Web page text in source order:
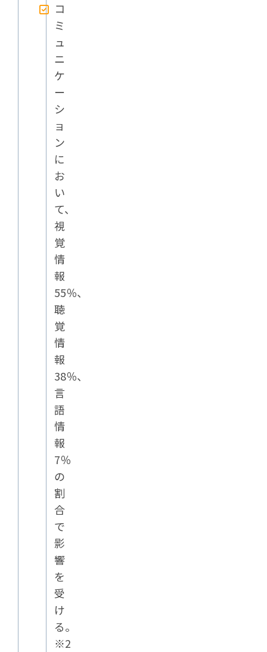
コ
ミ
ュ
ニ
ケ
ー
シ
ョ
ン
に
お
い
て、
視
覚
情
報
55％、
聴
覚
情
報
38％、
言
語
情
報
7％
の
割
合
で
影
響
を
受
け
る。
※2